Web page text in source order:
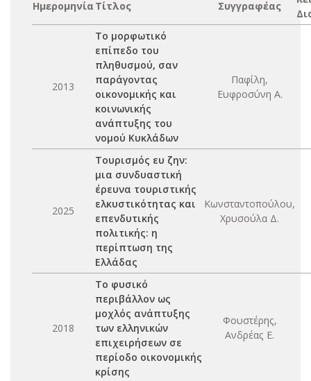
Ημερομηνία Τίτλος Συγγραφέας
2013
Το μορφωτικό
επίπεδο του
πληθυσμού, σαν
παράγοντας
οικονομικής και
κοινωνικής
ανάπτυξης του
νομού Κυκλάδων
Παφίλη,
Ευφροσύνη Α.
2025
Τουρισμός ευ ζην:
μια συνδυαστική
έρευνα τουριστικής
ελκυστικότητας και
επενδυτικής
πολιτικής: η
περίπτωση της
Ελλάδας
Κωνσταντοπούλου,
Χρυσούλα Δ.
2018
Το φυσικό
περιβάλλον ως
μοχλός ανάπτυξης
των ελληνικών
επιχειρήσεων σε
περίοδο οικονομικής
κρίσης
Φουστέρης,
Ανδρέας Ε.